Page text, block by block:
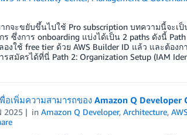
กจะขยับขึ้นไปใช้ Pro subscription บทความนี้จะเ
ซึ่งการ onboarding แบ่งได้เป็น 2 paths ดังนี้
งใช้ free tier ด้วย AWS Builder ID แล้ว และต้อง
สมัครได้ที่นี่ Path 2: Organization Setup (IAM
เพิ่มความสามารถของ Amazon Q Developer
2025 inAmazon Q Developer,Architecture,